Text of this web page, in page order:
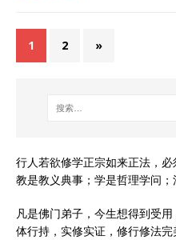
1 2 »
行人若欲修学正宗如来正法，必
教是教义典事；学是哲理学问；
凡是佛门弟子，今生想得到受
体行持，实修实证，修行修法